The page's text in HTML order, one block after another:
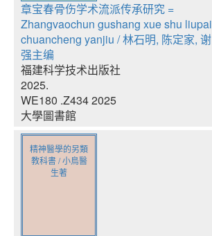
章宝春骨伤学术流派传承研究 =
Zhangvaochun gushang xue shu liupai
chuancheng yanjiu / 林石明, 陈定家, 谢
强主编
福建科学技术出版社
2025.
WE180 .Z434 2025
大學圖書館
精神醫學的另類
教科書 / 小鳥醫
生著